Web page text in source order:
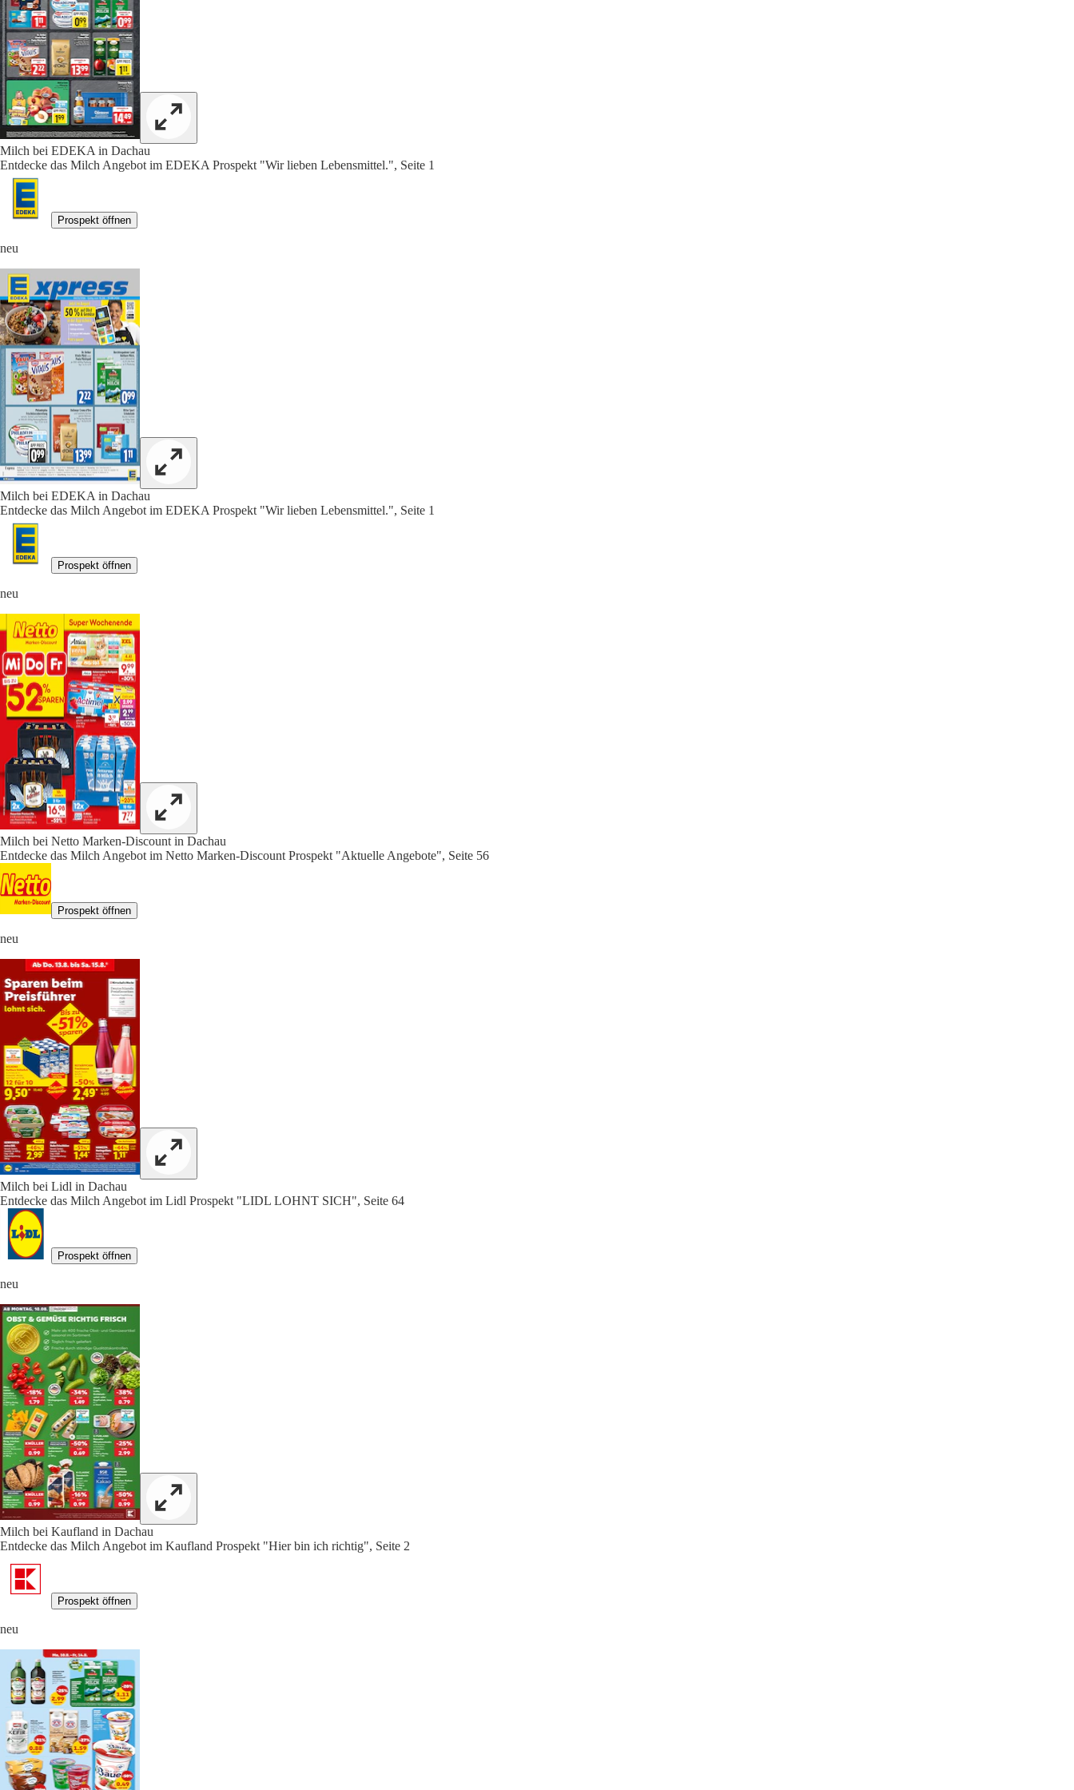
Milch bei EDEKA in Dachau
Entdecke das Milch Angebot im EDEKA Prospekt "Wir lieben Lebensmittel.", Seite 1
Prospekt öffnen
neu
Milch bei EDEKA in Dachau
Entdecke das Milch Angebot im EDEKA Prospekt "Wir lieben Lebensmittel.", Seite 1
Prospekt öffnen
neu
Milch bei Netto Marken-Discount in Dachau
Entdecke das Milch Angebot im Netto Marken-Discount Prospekt "Aktuelle Angebote", Seite 56
Prospekt öffnen
neu
Milch bei Lidl in Dachau
Entdecke das Milch Angebot im Lidl Prospekt "LIDL LOHNT SICH", Seite 64
Prospekt öffnen
neu
Milch bei Kaufland in Dachau
Entdecke das Milch Angebot im Kaufland Prospekt "Hier bin ich richtig", Seite 2
Prospekt öffnen
neu